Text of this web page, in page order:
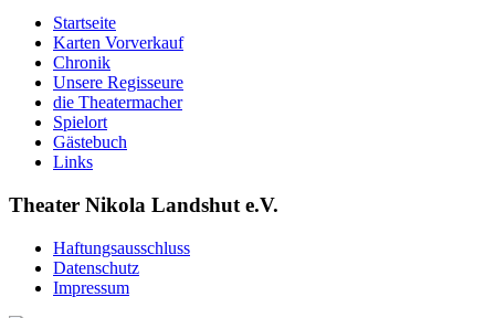
Startseite
Karten Vorverkauf
Chronik
Unsere Regisseure
die Theatermacher
Spielort
Gästebuch
Links
Theater Nikola Landshut e.V.
Haftungsausschluss
Datenschutz
Impressum